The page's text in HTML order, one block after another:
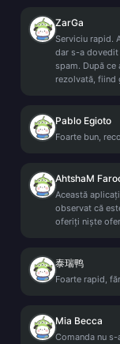
ZarGa
Serviciu rapid.
dar s-a dovedit
spam. După
rezolvată, fiind
Pablo Egioto
Foarte bun,
AhtshaM
Această
observat că
oferiți niște
泰瑞鸭
Foarte rapid,
Mia Becca
Comanda nu